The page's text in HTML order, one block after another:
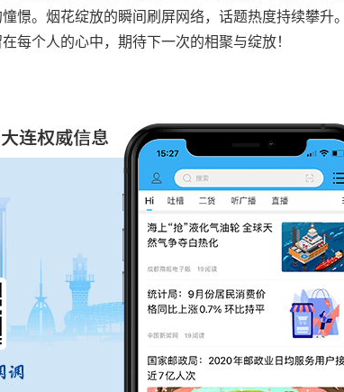
憬。烟花绽放的瞬间刷屏网络，话题热度持续攀升
每个人的心中，期待下一次的相聚与绽放！